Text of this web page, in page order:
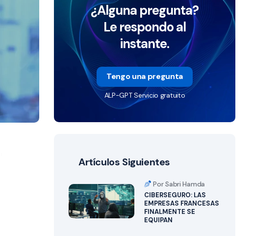
¿Alguna pregunta?
Le respondo al
instante.
Tengo una pregunta
ALP-GPT Servicio gratuito
Artículos Siguientes
Por Sabri Hamda
CIBERSEGURO: LAS
EMPRESAS FRANCESAS
FINALMENTE SE
EQUIPAN